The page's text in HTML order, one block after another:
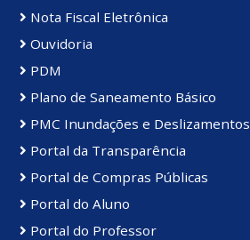
Nota Fiscal Eletrônica
Ouvidoria
PDM
Plano de Saneamento Básico
PMC Inundações e Deslizamentos
Portal da Transparência
Portal de Compras Públicas
Portal do Aluno
Portal do Professor